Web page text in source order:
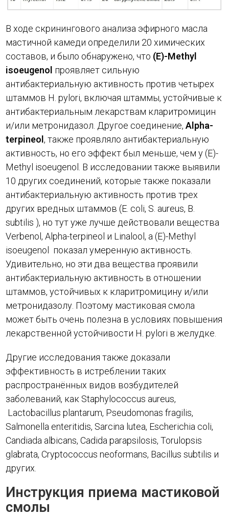
В ходе скринингового анализа эфирного масла
мастичной камеди определили 20 химических
составов, и было обнаружено, что (E)-Methyl
isoeugenol проявляет сильную
антибактериальную активность против четырех
штаммов H. pylori, включая штаммы, устойчивые к
антибактериальным лекарствам кларитромицин
и/или метронидазол. Другое соединение,Alpha-
terpineol, также проявляло антибактериальную
активность, но его эффект был меньше, чем у (E)-
Methyl isoeugenol. В исследовании также выявили
10 других соединений, которые также показали
антибактериальную активность против трех
других вредных штаммов (E. coli, S. aureus, B.
subtilis ), но тут уже лучше действовали вещества
Verbenol, Alpha-terpineol и Linalool, а (E)-Methyl
isoeugenol показал умеренную активность.
Удивительно, но эти два вещества проявили
антибактериальную активность в отношении
штаммов, устойчивых к кларитромицину и/или
метронидазолу. Поэтому мастиковая смола
может быть очень полезна в условиях повышения
лекарственной устойчивости H. pylori в желудке.
Другие исследования также доказали
эффективность в истреблении таких
распространённых видов возбудителей
заболеваний, как Staphylococcus aureus,
Lactobacillus plantarum, Pseudomonas fragilis,
Salmonella enteritidis, Sarcina lutea, Escherichia coli,
Candiada albicans, Cadida parapsilosis, Torulopsis
glabrata, Cryptococcus neoformans, Bacillus subtilis и
других.
Инструкция приема мастиковой
смолы